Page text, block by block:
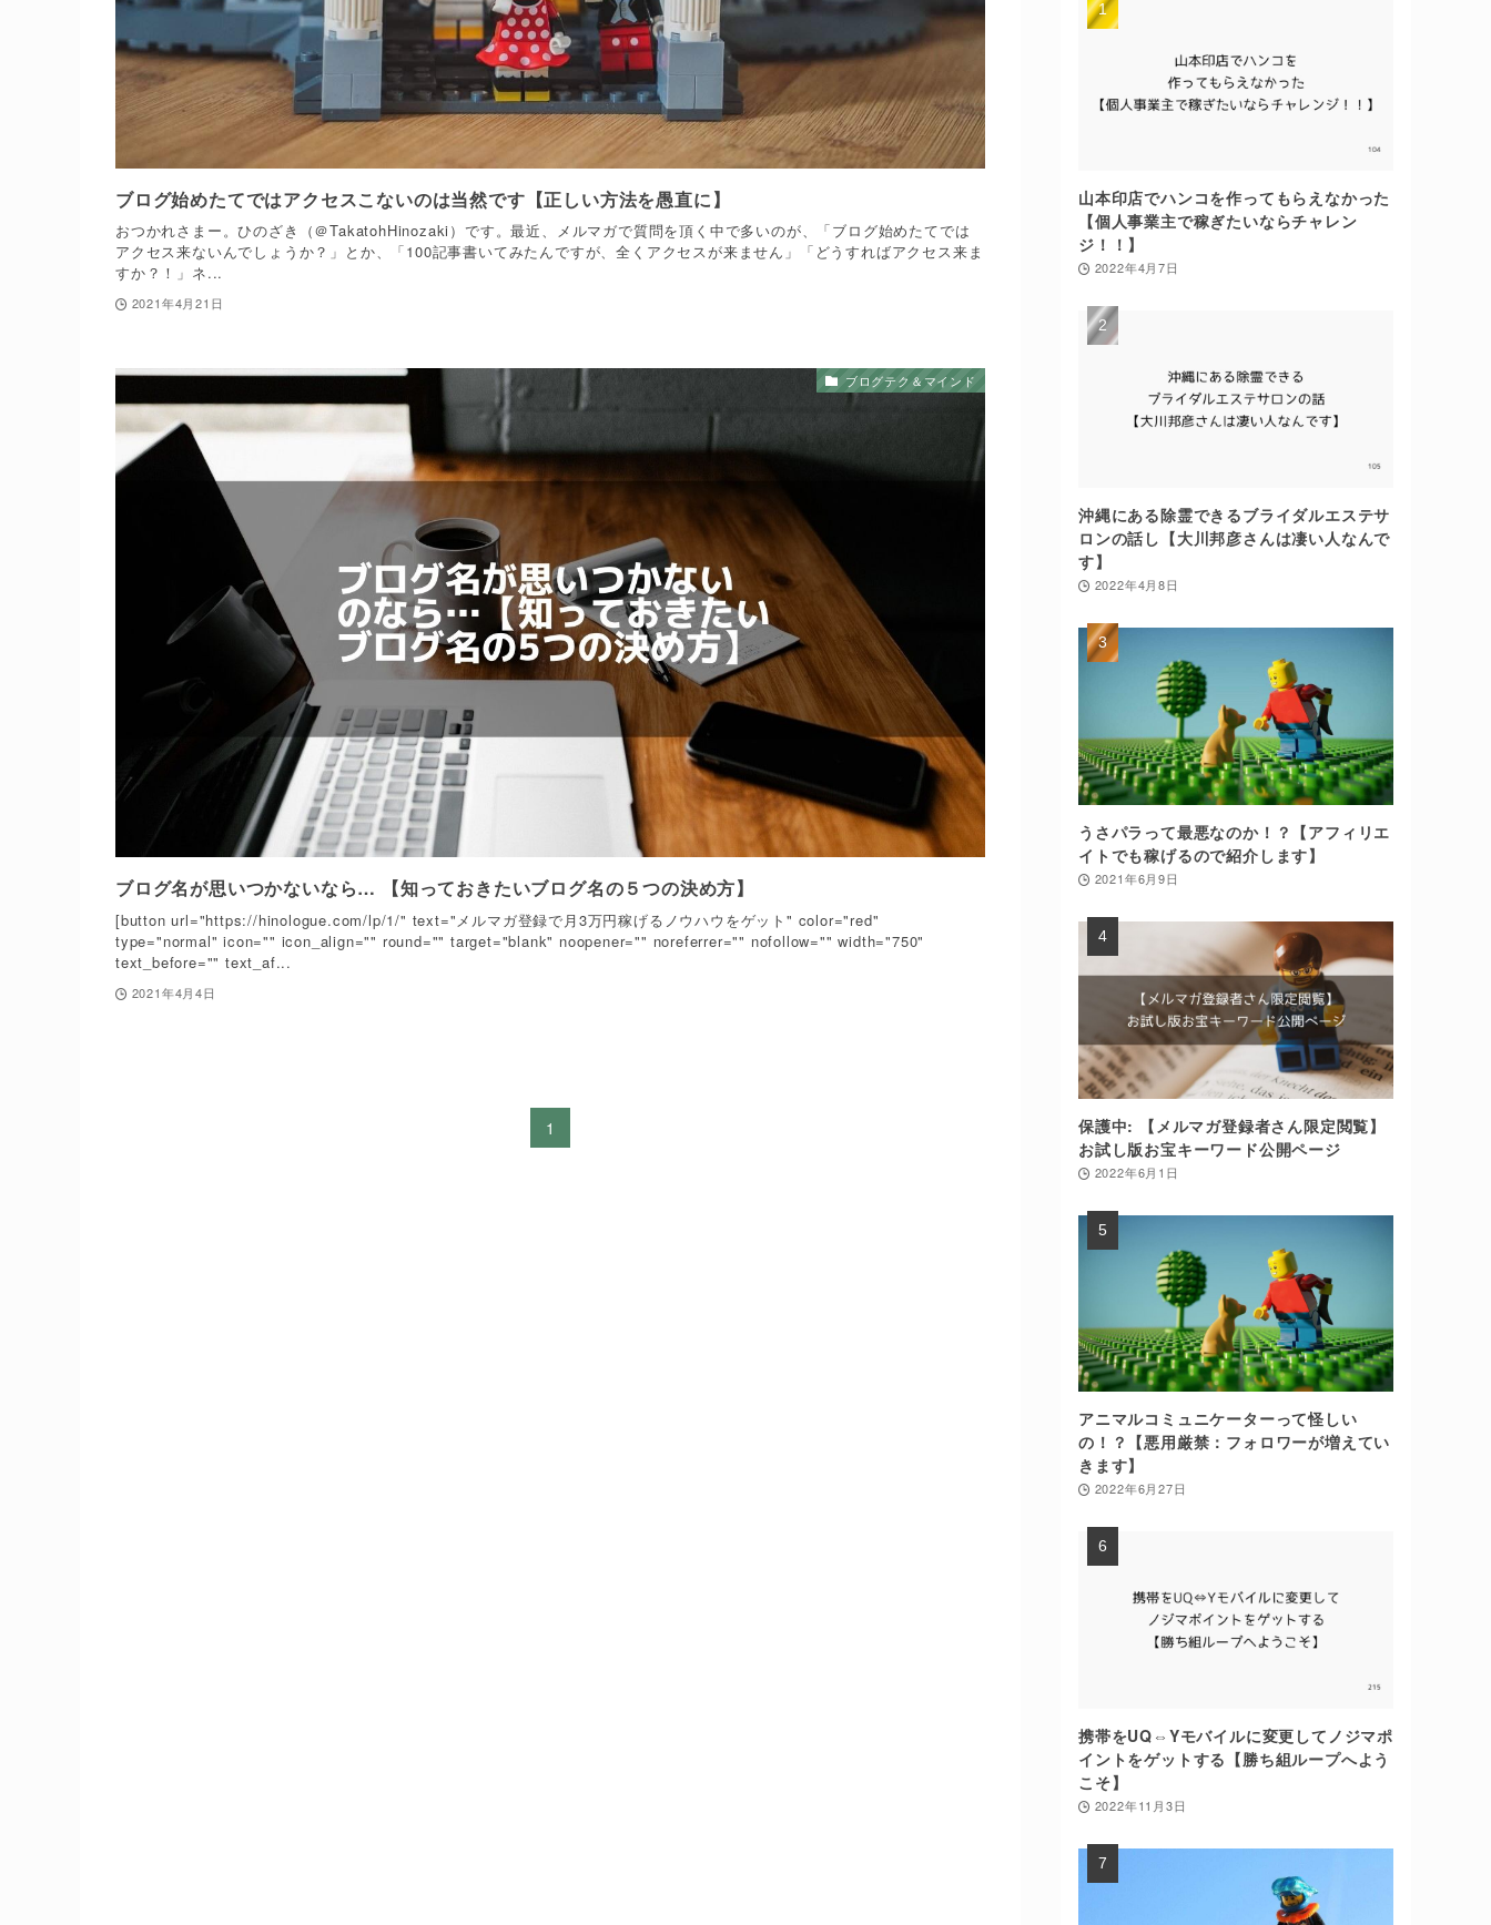
ブログ始めたてではアクセスこないのは当然です【正しい方法を愚直に】
おつかれさまー。ひのざき（＠TakatohHinozaki）です。最近、メルマガで質問を頂く中で多いのが、「ブログ始めたてでは
アクセス来ないんでしょうか？」とか、「100記事書いてみたんですが、全くアクセスが来ません」「どうすればアクセス来ま
すか？！」ネ...
2021年4月21日
ブログテク＆マインド
ブログ名が思いつかないなら… 【知っておきたいブログ名の５つの決め方】
[button url="https://hinologue.com/lp/1/" text="メルマガ登録で月3万円稼げるノウハウをゲット" color="red"
type="normal" icon="" icon_align="" round="" target="blank" noopener="" noreferrer="" nofollow="" width="750"
text_before="" text_af...
2021年4月4日
1
山本印店でハンコを作ってもらえなかった
【個人事業主で稼ぎたいならチャレン
ジ！！】
2022年4月7日
沖縄にある除霊できるブライダルエステサ
ロンの話し【大川邦彦さんは凄い人なんで
す】
2022年4月8日
うさパラって最悪なのか！？【アフィリエ
イトでも稼げるので紹介します】
2021年6月9日
保護中: 【メルマガ登録者さん限定閲覧】
お試し版お宝キーワード公開ページ
2022年6月1日
アニマルコミュニケーターって怪しい
の！？【悪用厳禁：フォロワーが増えてい
きます】
2022年6月27日
携帯をUQ⇔Yモバイルに変更してノジマポ
イントをゲットする【勝ち組ループへよう
こそ】
2022年11月3日